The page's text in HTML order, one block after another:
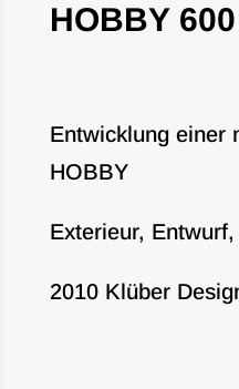
HOBBY 600
Entwicklung einer
HOBBY
Exterieur,
2010 Klüber